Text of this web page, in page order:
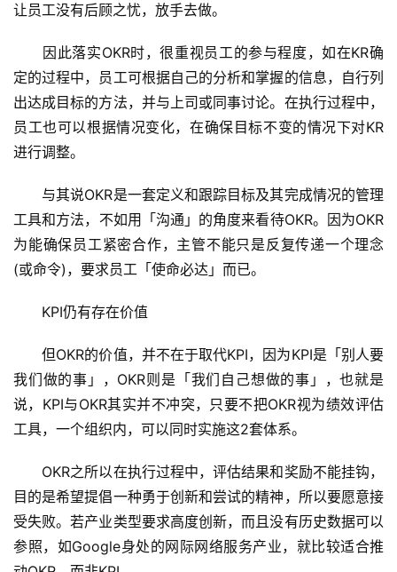
让员工没有后顾之忧，放手去做。
因此落实OKR时，很重视员工的参与程度，如在KR确
定的过程中，员工可根据自己的分析和掌握的信息，自行列
出达成目标的方法，并与上司或同事讨论。在执行过程中，
员工也可以根据情况变化，在确保目标不变的情况下对KR
进行调整。
与其说OKR是一套定义和跟踪目标及其完成情况的管理
工具和方法，不如用「沟通」的角度来看待OKR。因为OKR
为能确保员工紧密合作，主管不能只是反复传递一个理念
(或命令)，要求员工「使命必达」而已。
KPI仍有存在价值
但OKR的价值，并不在于取代KPI，因为KPI是「别人要
我们做的事」，OKR则是「我们自己想做的事」，也就是
说，KPI与OKR其实并不冲突，只要不把OKR视为绩效评估
工具，一个组织内，可以同时实施这2套体系。
OKR之所以在执行过程中，评估结果和奖励不能挂钩，
目的是希望提倡一种勇于创新和尝试的精神，所以要愿意接
受失败。若产业类型要求高度创新，而且没有历史数据可以
参照，如Google身处的网际网络服务产业，就比较适合推